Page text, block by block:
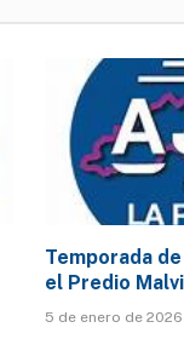
Temporada
el Predio
5 de enero de 2026